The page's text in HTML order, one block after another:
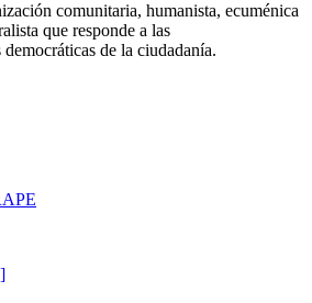
comunitaria, humanista, ecuménica
que responde a las
democráticas de la ciudadanía.